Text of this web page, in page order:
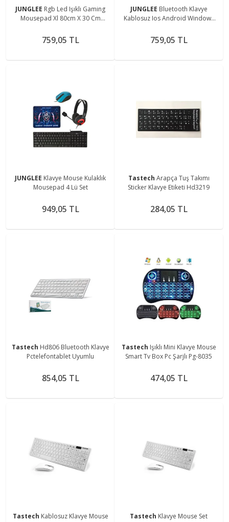
JUNGLEE Rgb Led Işıklı Gaming
Mousepad Xl 80cm X 30 Cm
759,05 TL
JUNGLEE Bluetooth Klavye
Kablosuz Ios Android Windows
759,05 TL
JUNGLEE Klavye Mouse Kulaklık
Mousepad 4 Lü Set
949,05 TL
Tastech Arapça Tuş Takımı
Sticker Klavye Etiketi Hd3219
284,05 TL
Tastech Hd806 Bluetooth Klavye
Pctelefontablet Uyumlu
854,05 TL
Tastech Işıklı Mini Klavye Mouse
Smart Tv Box Pc Şarjlı Pg-8035
474,05 TL
Tastech Kablosuz Klavye Mouse
Tastech Klavye Mouse Set